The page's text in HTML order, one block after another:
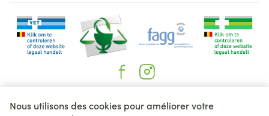
Nous utilisons des cookies pour améliorer votre
Liens légaux